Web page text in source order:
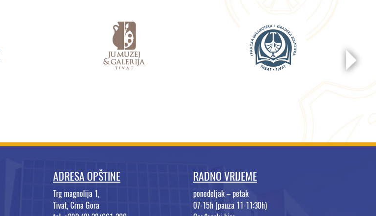
ADRESA OPŠTINE
Trg magnolija 1,
Tivat, Crna Gora
RADNO VRIJEME
ponedeljak – petak
07-15h (pauza 11-11:30h)